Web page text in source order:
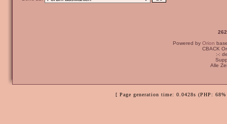
Powered by Orion
CBACK
:-:
Alle
[ Page generation time: 0.0428s (PHP: